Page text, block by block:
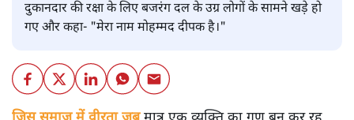
दुकानदार की रक्षा के लिए बजरंग दल के उग्र लोगों के सामने खड़े हो
गए और कहा- "मेरा नाम मोहम्मद दीपक है।"